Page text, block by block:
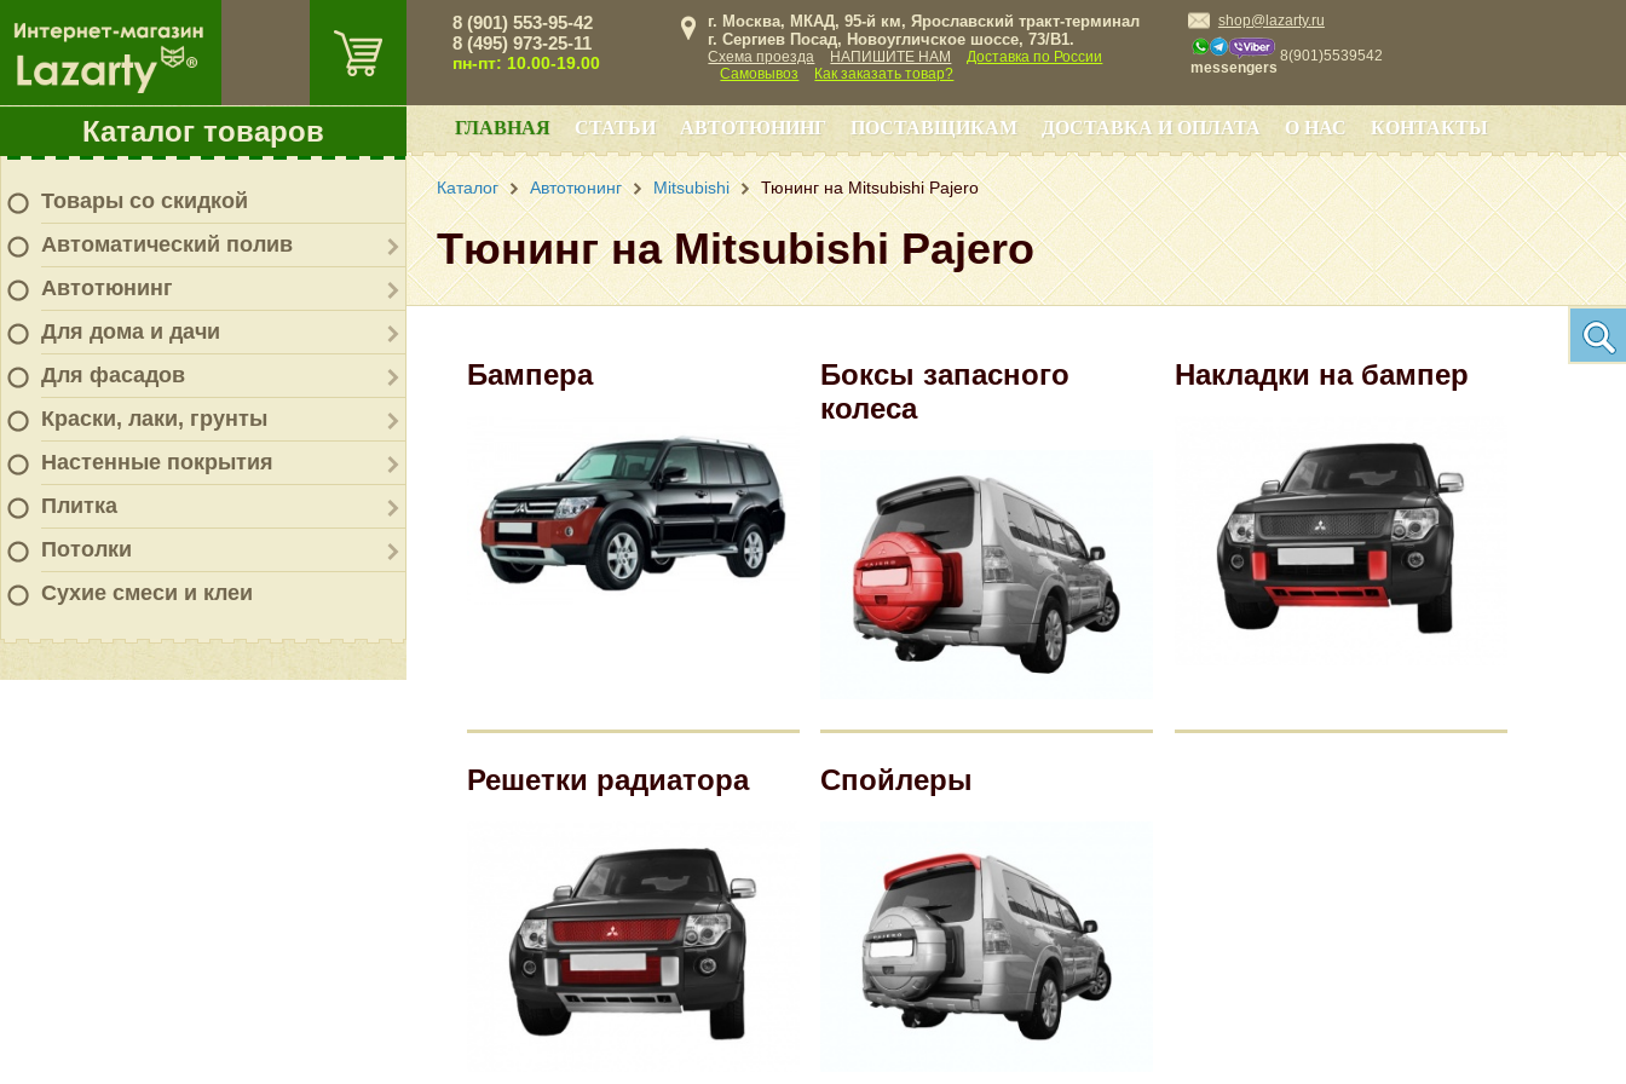
Каталог товаров
Товары со скидкой
Автоматический полив
Автотюнинг
Для дома и дачи
Для фасадов
Краски, лаки, грунты
Настенные покрытия
Плитка
Потолки
Сухие смеси и клеи
8 (901) 553-95-42
8 (495) 973-25-11
пн-пт: 10.00-19.00
г. Москва, МКАД, 95-й км, Ярославский тракт-терминал
г. Сергиев Посад, Новоугличское шоссе, 73/B1.
Схема проезда НАПИШИТЕ НАМ
Доставка по России
Самовывоз
Как заказать товар?
shop@lazarty.ru
messengers
8(901)5539542
ГЛАВНАЯ СТАТЬИ АВТОТЮНИНГ ПОСТАВЩИКАМ ДОСТАВКА И ОПЛАТА О НАС КОНТАКТЫ
Каталог Автотюнинг Mitsubishi Тюнинг на Mitsubishi Pajero
Тюнинг на Mitsubishi Pajero
Бампера
Боксы запасного
колеса
Накладки на бампер
Решетки радиатора Спойлеры